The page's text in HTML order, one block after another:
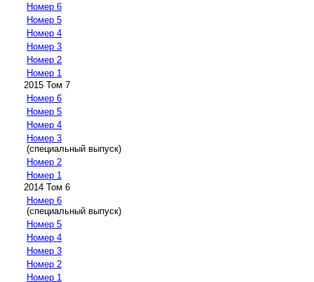
Номер 6
Номер 5
Номер 4
Номер 3
Номер 2
Номер 1
2015 Том 7
Номер 6
Номер 5
Номер 4
Номер 3
(специальный выпуск)
Номер 2
Номер 1
2014 Том 6
Номер 6
(специальный выпуск)
Номер 5
Номер 4
Номер 3
Номер 2
Номер 1